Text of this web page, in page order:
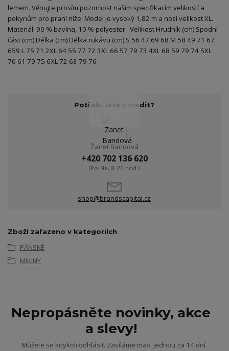
lemem. Věnujte prosím pozornost našim specifikacím velikostí a
pokynům pro praní níže. Model je vysoký 1,82 m a nosí velikost XL.
Materiál: 90 % bavlna, 10 % polyester Velikost Hrudník (cm) Spodní
část (cm) Délka (cm) Délka rukávu (cm) S 56 47 69 68 M 58 49 71 67
659 L 75 71 2XL 64 55 77 72 3XL 66 57 79 73 4XL 68 59 79 74 5XL
70 61 79 75 6XL 72 63 79 76
Potřebujete poradit?
Žanet Bandová
+420 702 136 620
(Po-Ne, 8-20 hod.)
shop@brandscapital.cz
Zboží zařazeno v kategoriích
PÁNSKÉ
MIKINY
Nepropásněte novinky, akce
a slevy!
Můžete se kdykoli odhlásit. Zasíláme max. jednou za 14 dní.